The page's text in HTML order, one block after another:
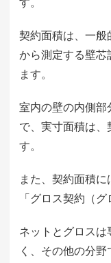
契約面積は、一般
から測定する壁芯
ます。
室内の壁の内側部
で、実寸面積は、
す。
また、契約面積
「グロス契約（
ネットとグロス
く、その他の分